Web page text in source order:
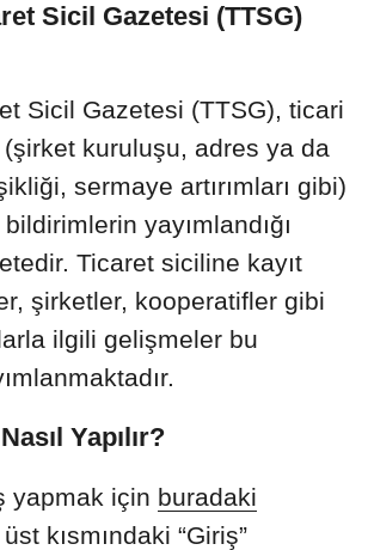
Sicil Gazetesi (TTSG)
Sicil Gazetesi (TTSG), ticari
kuruluşu, adres ya da
sermaye artırımları gibi)
yayımlandığı
Ticaret siciline kayıt
şirketler, kooperatifler gibi
ilgili gelişmeler bu
Yapılır?
yapmak için buradaki
kısmındaki “Giriş”